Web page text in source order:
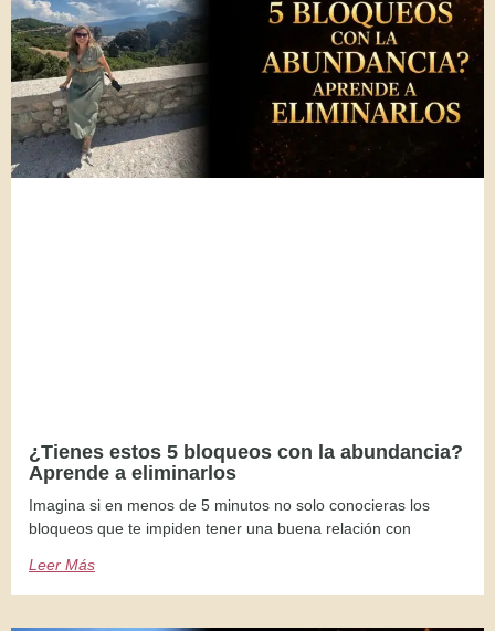
¿Tienes estos 5 bloqueos con la abundancia?
Aprende a eliminarlos
Imagina si en menos de 5 minutos no solo conocieras los
bloqueos que te impiden tener una buena relación con
Leer Más